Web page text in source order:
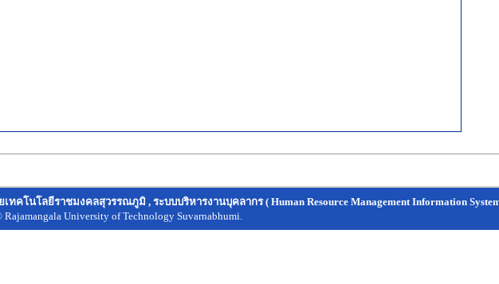
ทคโนโลยีราชมงคลสุวรรณภูมิ , ระบบบริหารงานบุคลากร ( Human Resource Management Information
University of Technology Suvarnabhumi.